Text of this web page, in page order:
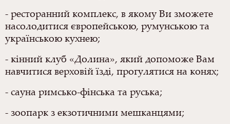
- ресторанний комплекс, в якому Ви зможете
насолодитися європейською, румунською та
українською кухнею;
- кінний клуб «Долина», який допоможе Вам
навчитися верховій їзді, прогулятися на конях;
- сауна римсько-фінська та руська;
- зоопарк з екзотичними мешканцями;